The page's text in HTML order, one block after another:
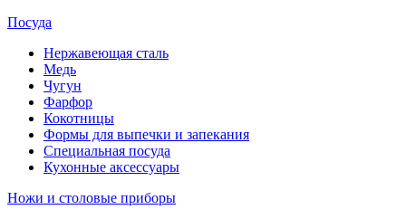
Посуда
Нержавеющая сталь
Медь
Чугун
Фарфор
Кокотницы
Формы для выпечки и запекания
Специальная посуда
Кухонные аксессуары
Ножи и столовые приборы